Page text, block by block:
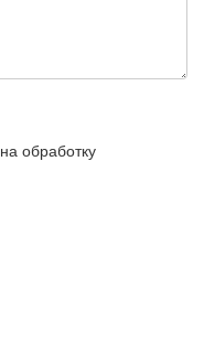
на обработку